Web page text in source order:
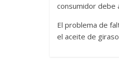
consumidor debe
El problema de
el aceite de